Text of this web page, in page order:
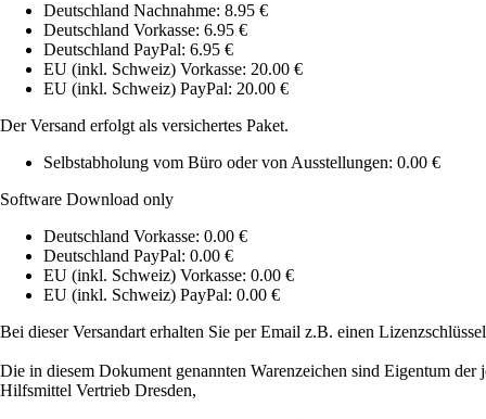
Deutschland Nachnahme: 8.95 €
Deutschland Vorkasse: 6.95 €
Deutschland PayPal: 6.95 €
EU (inkl. Schweiz) Vorkasse: 20.00 €
EU (inkl. Schweiz) PayPal: 20.00 €
Der Versand erfolgt als versichertes Paket.
Selbstabholung vom Büro oder von Ausstellungen: 0.00 €
Software Download only
Deutschland Vorkasse: 0.00 €
Deutschland PayPal: 0.00 €
EU (inkl. Schweiz) Vorkasse: 0.00 €
EU (inkl. Schweiz) PayPal: 0.00 €
Bei dieser Versandart erhalten Sie per Email z.B. einen
Die in diesem Dokument genannten Warenzeichen sind Eigentum
Hilfsmittel Vertrieb Dresden,